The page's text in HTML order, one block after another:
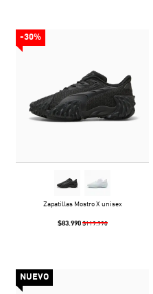
-30%
Zapatillas Mostro X unisex
$83.990 $119.990
NUEVO